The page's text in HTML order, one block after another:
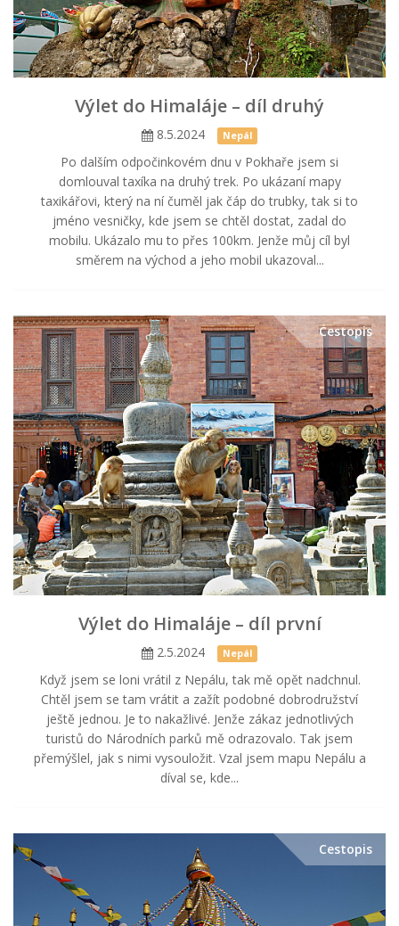
Výlet do Himaláje – díl druhý
8.5.2024 Nepál
Po dalším odpočinkovém dnu v Pokhaře jsem si
domlouval taxíka na druhý trek. Po ukázaní mapy
taxikářovi, který na ní čuměl jak čáp do trubky, tak si to
jméno vesničky, kde jsem se chtěl dostat, zadal do
mobilu. Ukázalo mu to přes 100km. Jenže můj cíl byl
směrem na východ a jeho mobil ukazoval...
Cestopis
Výlet do Himaláje – díl první
2.5.2024 Nepál
Když jsem se loni vrátil z Nepálu, tak mě opět nadchnul.
Chtěl jsem se tam vrátit a zažít podobné dobrodružství
ještě jednou. Je to nakažlivé. Jenže zákaz jednotlivých
turistů do Národních parků mě odrazovalo. Tak jsem
přemýšlel, jak s nimi vysouložit. Vzal jsem mapu Nepálu a
díval se, kde...
Cestopis